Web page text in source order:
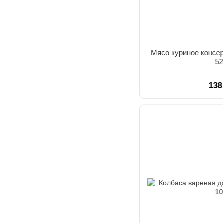
Мясо куриное